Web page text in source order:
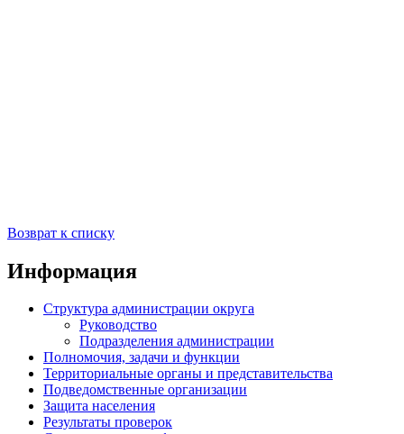
Возврат к списку
Информация
Структура администрации округа
Руководство
Подразделения администрации
Полномочия, задачи и функции
Территориальные органы и представительства
Подведомственные организации
Защита населения
Результаты проверок